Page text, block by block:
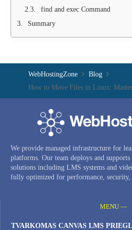
find and exec Command
Summary
WebHostingZone
Blog
How to Move Files in Linux:
We provide managed infrastructure for
platforms. Our team deploys and supports
solutions including LMS systems and
fully optimized for performance, security,
MENU —
TVARKOMAS CANVAS LMS